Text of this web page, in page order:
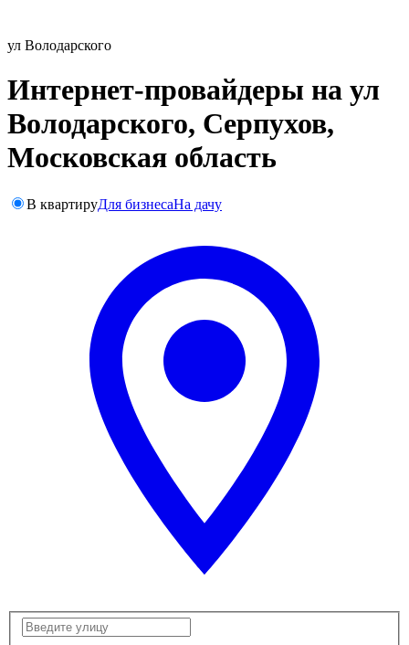
ул Володарского
Интернет-провайдеры на ул
Володарского, Серпухов,
Московская область
В квартируДля бизнесаНа дачу